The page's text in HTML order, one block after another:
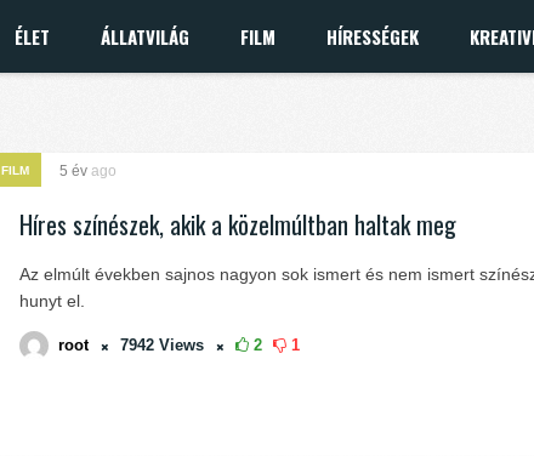
ÉLET ÁLLATVILÁG FILM HÍRESSÉGEK
FILM 5 év ago
Híres színészek, akik a közelmúltban haltak meg
Az elmúlt években sajnos nagyon sok ismert és nem ismert
hunyt el.
root 7942 Views 2 1